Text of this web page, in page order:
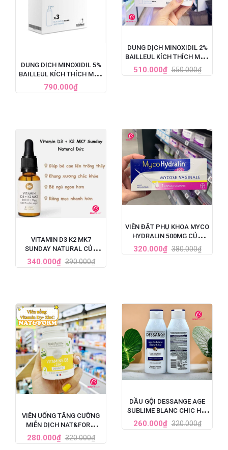
DUNG DỊCH MINOXIDIL 5%
BAILLEUL KÍCH THÍCH MỌC
TÓC, TRỊ HÓI ĐẦU NẶNG
CHO NAM - SET 3 LỌ X
790.000₫
DUNG DỊCH MINOXIDIL 2%
BAILLEUL KÍCH THÍCH MỌC
TÓC, TRỊ HÓI ĐẦU (60ML)
510.000₫ 550.000₫
VITAMIN D3 K2 MK7
SUNDAY NATURAL CỦA
ĐỨC TĂNG CHIỀU CAO CHO
BÉ 20ML
340.000₫ 390.000₫
VIÊN ĐẶT PHỤ KHOA MYCO
HYDRALIN 500MG CỦA
PHÁP 1 LIỆU TRÌNH
320.000₫ 380.000₫
VIÊN UỐNG TĂNG CƯỜNG
MIỄN DỊCH NAT&FORM
VITAMIN D3 + ZINC HỘP 60
VIÊN
280.000₫ 320.000₫
DẦU GỘI DESSANGE AGE
SUBLIME BLANC CHIC HỒI
SINH TÓC BẠC 250ML
260.000₫ 320.000₫